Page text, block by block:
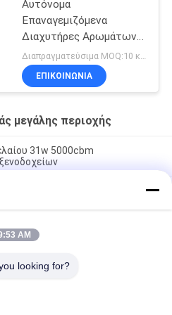
Αυτόνομα
Επαναγεμιζόμενα
Διαχυτήρες Αρωμάτων
Μεγάλης Έκτασης
Διαπραγματεύσιμα MOQ:10 κομμάτια
ΕΠΙΚΟΙΝΩΝΊΑ
μεγάλης περιοχής
31w 5000cbm
ελέγχου οσμών 5000cbm
μεγάλης περιοχής
Ιαπωνίας για τη λεωφόρο
AM
looking for?